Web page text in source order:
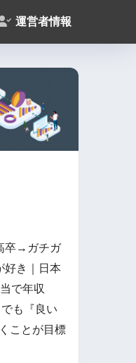
運営者情報
卒→ガチガ
好き｜日本
で年収
も『良い
ことが目標